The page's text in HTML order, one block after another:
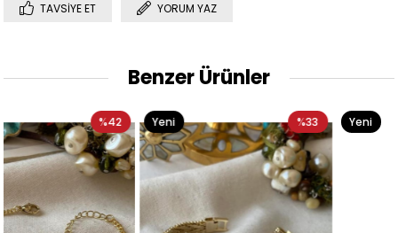
TAVSIYE ET YORUM YAZ
Benzer Ürünler
%33
Yeni
Ürün
%40
Yeni
Ürün